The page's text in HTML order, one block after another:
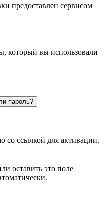
предоставлен сервисом
который вы использовали
пароль?
со ссылкой для активации.
оставить это поле